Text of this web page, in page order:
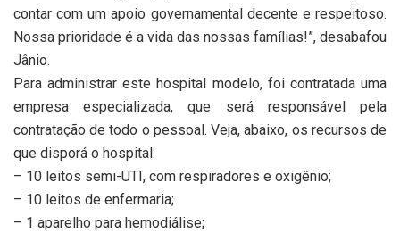
contar com um apoio governamental decente e respeitoso.
Nossa prioridade é a vida das nossas famílias!”, desabafou
Jânio.
Para administrar este hospital modelo, foi contratada uma
empresa especializada, que será responsável pela
contratação de todo o pessoal. Veja, abaixo, os recursos de
que disporá o hospital:
– 10 leitos semi-UTI, com respiradores e oxigênio;
– 10 leitos de enfermaria;
– 1 aparelho para hemodiálise;